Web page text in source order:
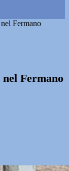
Fermano
Fermano